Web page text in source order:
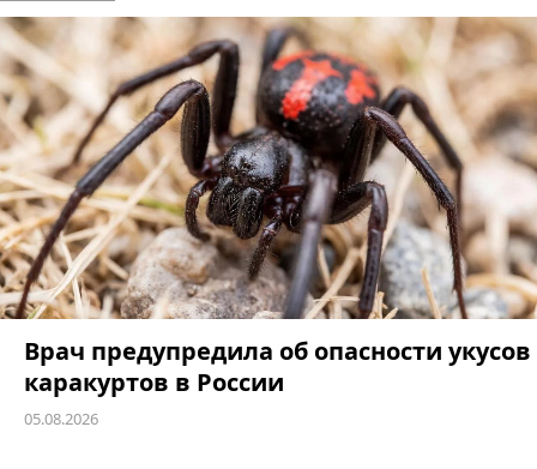
Врач предупредила об опасности укусов
каракуртов в России
05.08.2026